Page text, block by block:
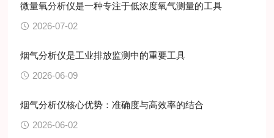
微量氧分析仪是一种专注于低浓度氧气测量的工具
2026-07-02
烟气分析仪是工业排放监测中的重要工具
2026-06-09
烟气分析仪核心优势：准确度与高效率的结合
2026-06-02